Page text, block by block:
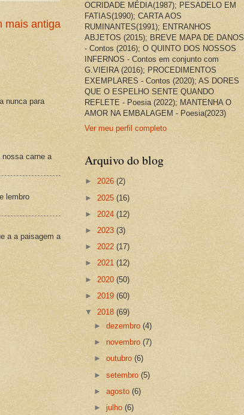
mais antiga
nunca para
carne a
lembro
a a paisagem a
OCRIDADE MÉDIA(1987); PESADELO EM
FATIAS(1990); CARTA AOS
RUMINANTES(1991); ENTRANHOS
ABJETOS (2015); BREVE MAPA DE DANOS
- Contos (2016); O QUINTO DOS NOSSOS
INFERNOS - Contos em conjunto com
G.VIEIRA (2016); PROCEDIMENTOS
EXEMPLARES - Contos (2020); AS DORES
QUE O ESPELHO SENTE QUANDO
REFLETE - Poesia (2022); MANTENHA O
AMOR NA EMBALAGEM - Poesia(2023)
Ver meu perfil completo
Arquivo do blog
► 2026 (2)
► 2025 (16)
► 2024 (12)
► 2023 (3)
► 2022 (17)
► 2021 (12)
► 2020 (50)
► 2019 (60)
▼ 2018 (69)
►dezembro(4)
►novembro(7)
►outubro(6)
►setembro(5)
►agosto(6)
►julho(6)